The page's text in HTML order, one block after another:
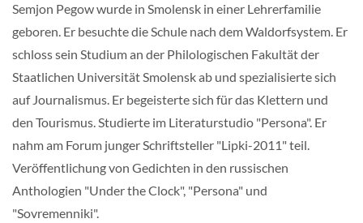
Semjon Pegow wurde in Smolensk in einer Lehrerfamilie
geboren. Er besuchte die Schule nach dem Waldorfsystem. Er
schloss sein Studium an der Philologischen Fakultät der
Staatlichen Universität Smolensk ab und spezialisierte sich
auf Journalismus. Er begeisterte sich für das Klettern und
den Tourismus. Studierte im Literaturstudio "Persona". Er
nahm am Forum junger Schriftsteller "Lipki-2011" teil.
Veröffentlichung von Gedichten in den russischen
Anthologien "Under the Clock", "Persona" und
"Sovremenniki".